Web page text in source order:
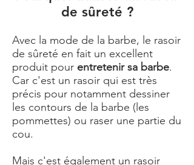
de sûreté ?
Avec la mode de la barbe, le rasoir
de sûreté en fait un excellent
produit pour entretenir sa barbe.
Car c'est un rasoir qui est très
précis pour notamment dessiner
les contours de la barbe (les
pommettes) ou raser une partie du
cou.
Mais c'est également un rasoir